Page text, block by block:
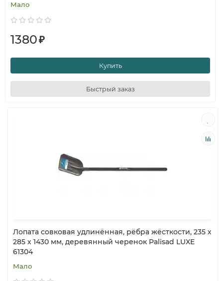
Мало
1380₽
Купить
Быстрый заказ
Лопата совковая удлинённая, рёбра жёсткости, 235 х
285 х 1430 мм, деревянный черенок Palisad LUXE
61304
Мало